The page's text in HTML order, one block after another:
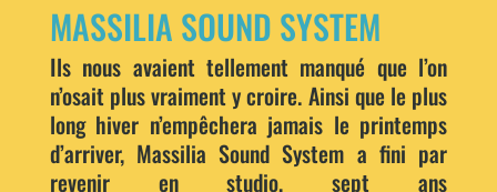
MASSILIA SOUND SYSTEM
Ils nous avaient tellement manqué que l’on
n’osait plus vraiment y croire. Ainsi que le plus
long hiver n’empêchera jamais le printemps
d’arriver, Massilia Sound System a fini par
revenir en studio, sept ans